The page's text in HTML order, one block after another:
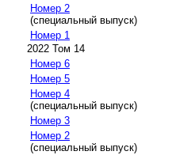
Номер 2
(специальный выпуск)
Номер 1
2022 Том 14
Номер 6
Номер 5
Номер 4
(специальный выпуск)
Номер 3
Номер 2
(специальный выпуск)